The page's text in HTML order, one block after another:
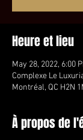
Heure et lieu
May 28, 2022, 6:00
Complexe Le
Montréal, QC H2N
À propos de